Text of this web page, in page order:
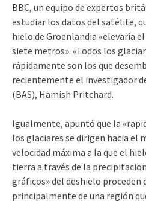
BBC, un equipo de expertos
estudiar los datos del satélite,
hielo de Groenlandia «elevaría
siete metros». «Todos los
rápidamente son los que
recientemente el investigador
(BAS), Hamish Pritchard.
Igualmente, apuntó que la
los glaciares se dirigen hacia el
velocidad máxima a la que el
tierra a través de la
gráficos» del deshielo proceden
principalmente de una región